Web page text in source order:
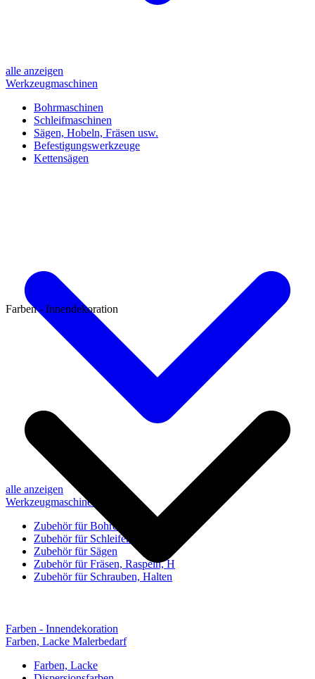
alle anzeigen
Werkzeugmaschinen
Bohrmaschinen
Schleifmaschinen
Sägen, Hobeln, Fräsen usw.
Befestigungswerkzeuge
Kettensägen
alle anzeigen
Werkzeugmaschinen-Zubehör
Zubehör für Bohren, Bohrhilfen
Zubehör für Schleifen, Poliere
Zubehör für Sägen
Zubehör für Fräsen, Raspeln, H
Zubehör für Schrauben, Halten
Farben - Innendekoration
Farben - Innendekoration
Farben, Lacke Malerbedarf
Farben, Lacke